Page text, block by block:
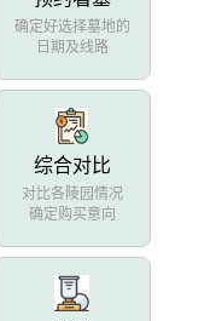
确定好选择墓地的
日期及线路
综合对比
对比各陵园情况
确定购买意向